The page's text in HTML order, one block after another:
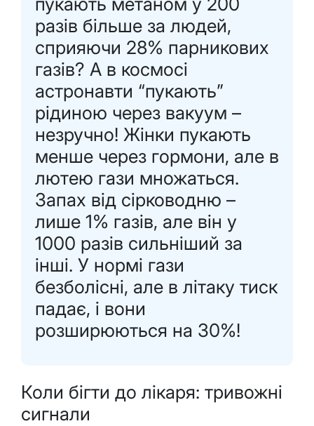
разів більше за людей,
сприяючи 28% парникових
газів? А в космосі
астронавти “пукають”
рідиною через вакуум –
незручно! Жінки пукають
менше через гормони, але в
лютею гази множаться.
Запах від сірководню –
лише 1% газів, але він у
1000 разів сильніший за
інші. У нормі гази
безболісні, але в літаку тиск
падає, і вони
розширюються на 30%!
Коли бігти до лікаря: тривожні
сигнали